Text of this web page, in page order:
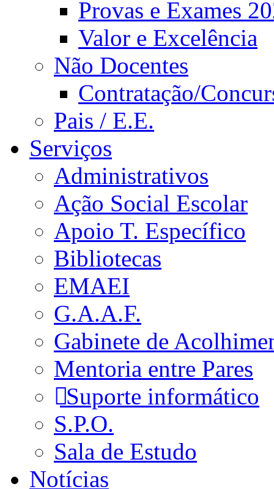
Provas e Exames
Valor e Excelência
Não Docentes
Contratação/
Pais / E.E.
Serviços
Administrativos
Ação Social Escolar
Apoio T. Específico
Bibliotecas
EMAEI
G.A.A.F.
Gabinete de
Mentoria entre Pares
Suporte informático
S.P.O.
Sala de Estudo
Notícias